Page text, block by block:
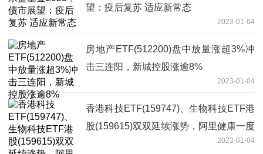
望：疫后复苏 适应新常态
2023-01-04
房地产ETF(512200)盘中放量涨超3%冲
击三连阳，新城控股涨逾8%
2023-01-04
香港科技ETF(159747)、生物科技ETF港
股(159615)双双延续涨势，阿里健康一度
2023-01-04